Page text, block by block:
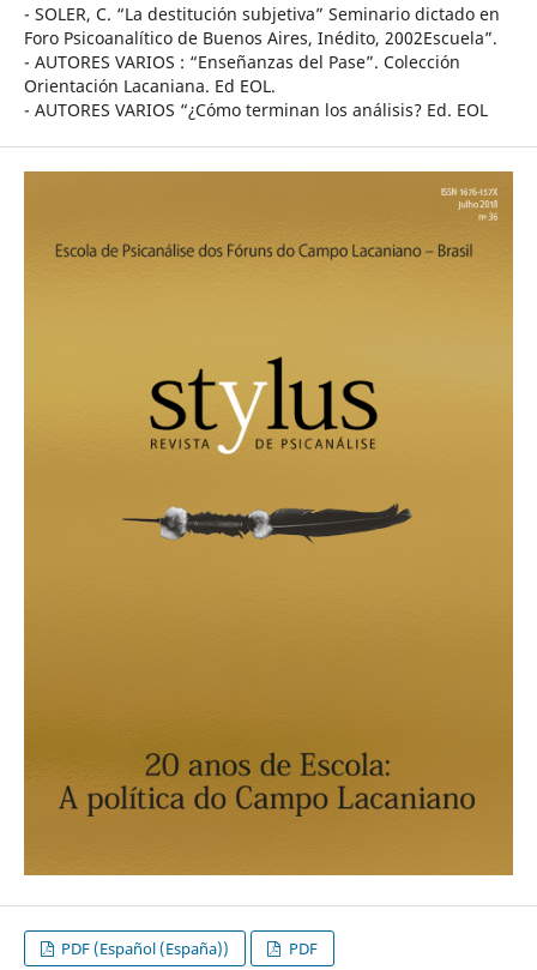
- SOLER, C. “La destitución subjetiva” Seminario dictado en
Foro Psicoanalítico de Buenos Aires, Inédito, 2002Escuela”.
- AUTORES VARIOS : “Enseñanzas del Pase”. Colección
Orientación Lacaniana. Ed EOL.
- AUTORES VARIOS “¿Cómo terminan los análisis? Ed. EOL
PDF (Español (España)) PDF